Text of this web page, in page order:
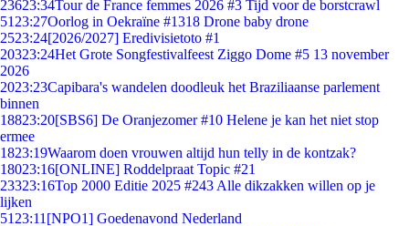
23623:34Tour de France femmes 2026 #3 Tijd voor de borstcrawl
51 23:27Oorlog in Oekraïne #1318 Drone baby drone
2523:24[2026/2027] Eredivisietoto #1
20323:24Het Grote Songfestivalfeest Ziggo Dome #5 13 november
2026
2023:23Capibara's wandelen doodleuk het Braziliaanse parlement
binnen
18823:20[SBS6] De Oranjezomer #10 Helene je kan het niet stop
ermee
1823:19Waarom doen vrouwen altijd hun telly in de kontzak?
18023:16[ONLINE] Roddelpraat Topic #21
23323:16Top 2000 Editie 2025 #243 Alle dikzakken willen op je
lijken
51 23:11 [NPO1] Goedenavond Nederland